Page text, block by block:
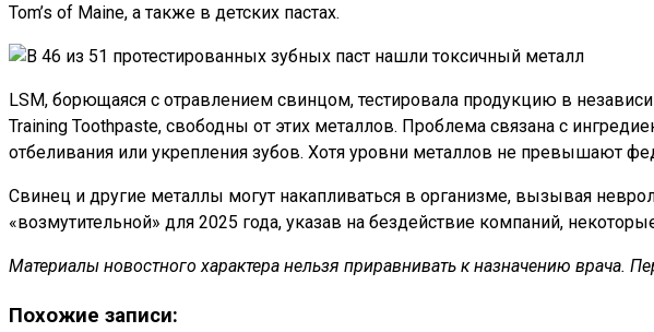
Tom’s of Maine, а также в детских пастах.
LSM, борющаяся с отравлением свинцом, тестировала продукцию в
Training Toothpaste, свободны от этих металлов. Проблема связана с
отбеливания или укрепления зубов. Хотя уровни металлов не превышают
Свинец и другие металлы могут накапливаться в организме, вызывая
«возмутительной» для 2025 года, указав на бездействие компаний,
Материалы новостного характера нельзя приравнивать к назначению врача.
Похожие записи: